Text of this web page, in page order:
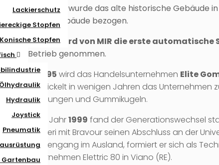
Lackierschutz
Stopfen
Konische Stopfen
Ölhydraulik
Hydraulik
Joystick
Pneumatik
In1989
wurde das alte historische Gebäude
Firmengebäude bezogen.
1994 wird von MIR die erste
Betrieb genommen.
1995 wird das Handelsunternehmen Elite
entwickelt in wenigen Jahren das Unternehmen
Dichtungen und Gummikugeln.
Im Jahr1999 fand der Generationswechsel
Barbieri mit Bravour seinen Abschluss an der
Studiengang im Ausland, formiert er sich als
Unternehmen Elettric 80 in Viano (RE).